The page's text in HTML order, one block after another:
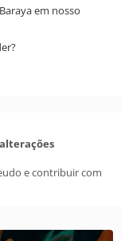
em nosso
e contribuir com